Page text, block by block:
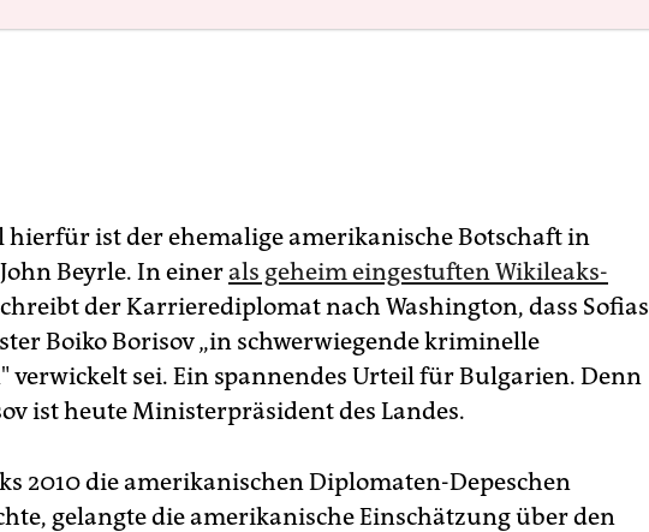
hierfür ist der ehemalige amerikanische Botschaft in
Beyrle. In einer als geheim eingestuften Wikileaks-
der Karrierediplomat nach Washington, dass Sofias
Boiko Borisov „in schwerwiegende kriminelle
verwickelt sei. Ein spannendes Urteil für Bulgarien. Denn
ist heute Ministerpräsident des Landes.
2010 die amerikanischen Diplomaten-Depeschen
gelangte die amerikanische Einschätzung über den